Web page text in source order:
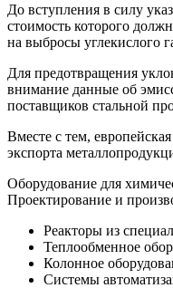
До вступления в силу
стоимость которого
на выбросы углекислого
Для предотвращения
внимание данные об
поставщиков стальной
Вместе с тем,
экспорта
Оборудование для
Проектирование и
Реакторы из
Теплообменное
Колонное
Системы